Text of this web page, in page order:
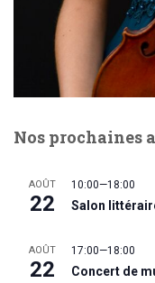
Nos prochaines
AOÛT
22
10:00—18:00
Salon
AOÛT
22
17:00—18:00
Concert de